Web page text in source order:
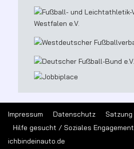
Impressum Datenschutz
Satzung
Hilfe gesucht / Soziales Engagement
ichbindeinauto.de